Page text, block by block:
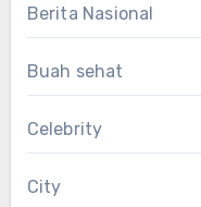
Berita Nasional
Buah sehat
Celebrity
City